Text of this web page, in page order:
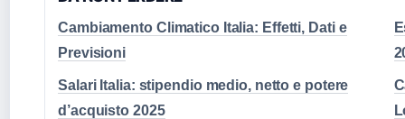
Cambiamento Climatico Italia: Effetti, Dati e
Previsioni
Salari Italia: stipendio medio, netto e potere
d’acquisto 2025